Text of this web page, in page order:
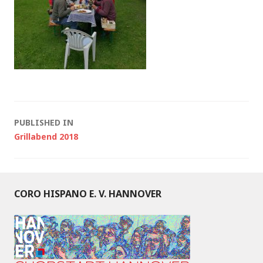
Post
PUBLISHED IN
Grillabend 2018
CORO HISPANO E. V. HANNOVER